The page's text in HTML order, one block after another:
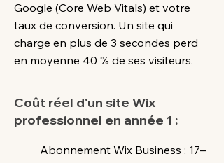
Google (Core Web Vitals) et votre
taux de conversion. Un site qui
charge en plus de 3 secondes perd
en moyenne 40 % de ses visiteurs.
Coût réel d'un site Wix
professionnel en année 1 :
Abonnement Wix Business : 17–